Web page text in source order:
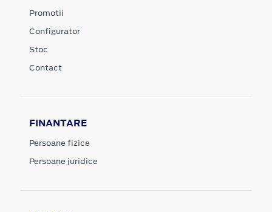
Promotii
Configurator
Stoc
Contact
FINANTARE
Persoane fizice
Persoane juridice